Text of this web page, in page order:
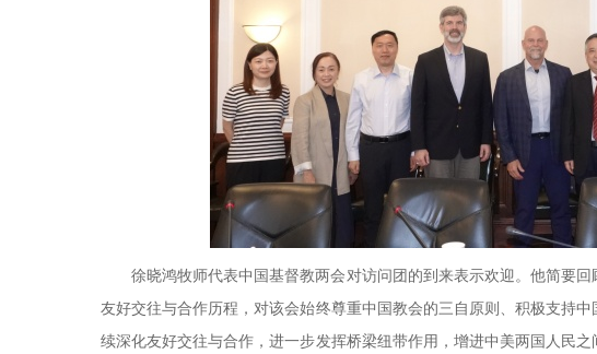
徐晓鸿牧师代表中国基督教两会对访问团的到来表示欢迎。他简要
友好交往与合作历程，对该会始终尊重中国教会的三自原则、积极支持
续深化友好交往与合作，进一步发挥桥梁纽带作用，增进中美两国人民